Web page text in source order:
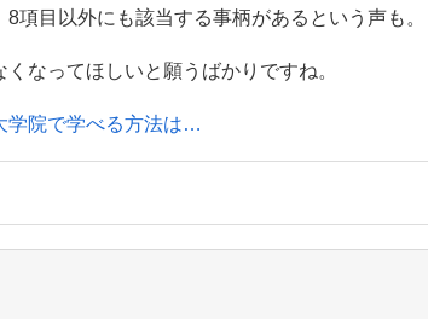
項目以外にも該当する事柄があるという声も。
なってほしいと願うばかりですね。
学院で学べる方法は…